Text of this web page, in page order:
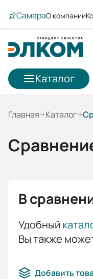
СамараО компании
Каталог
Главная Каталог
В
Удобный
Вы также
Добавить